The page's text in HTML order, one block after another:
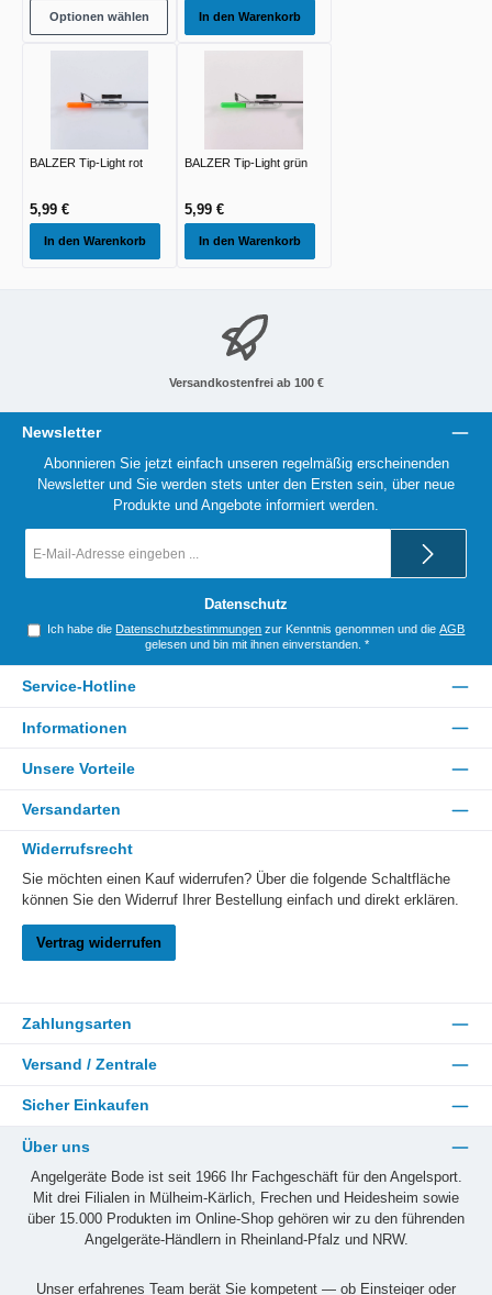
Optionen wählen In den Warenkorb
BALZER Tip-Light rot
5,99 €
In den Warenkorb
BALZER Tip-Light grün
5,99 €
In den Warenkorb
Versandkostenfrei ab 100 €
Newsletter
Abonnieren Sie jetzt einfach unseren regelmäßig erscheinenden
Newsletter und Sie werden stets unter den Ersten sein, über neue
Produkte und Angebote informiert werden.
Mail-
Datenschutz
Ich habe die Datenschutzbestimmungen zur Kenntnis genommen und dieAGB
gelesen und bin mit ihnen einverstanden. *
Service-Hotline
Informationen
Unsere Vorteile
Versandarten
Widerrufsrecht
Sie möchten einen Kauf widerrufen? Über die folgende Schaltfläche
können Sie den Widerruf Ihrer Bestellung einfach und direkt erklären.
Vertrag widerrufen
Zahlungsarten
Versand / Zentrale
Sicher Einkaufen
Über uns
Angelgeräte Bode ist seit 1966 Ihr Fachgeschäft für den Angelsport.
Mit drei Filialen in Mülheim-Kärlich, Frechen und Heidesheim sowie
über 15.000 Produkten im Online-Shop gehören wir zu den führenden
Angelgeräte-Händlern in Rheinland-Pfalz und NRW.
Unser erfahrenes Team berät Sie kompetent — ob Einsteiger oder